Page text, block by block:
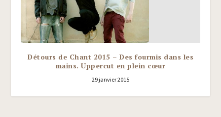
Détours de Chant 2015 – Des fourmis dans les
mains. Uppercut en plein cœur
29 janvier 2015